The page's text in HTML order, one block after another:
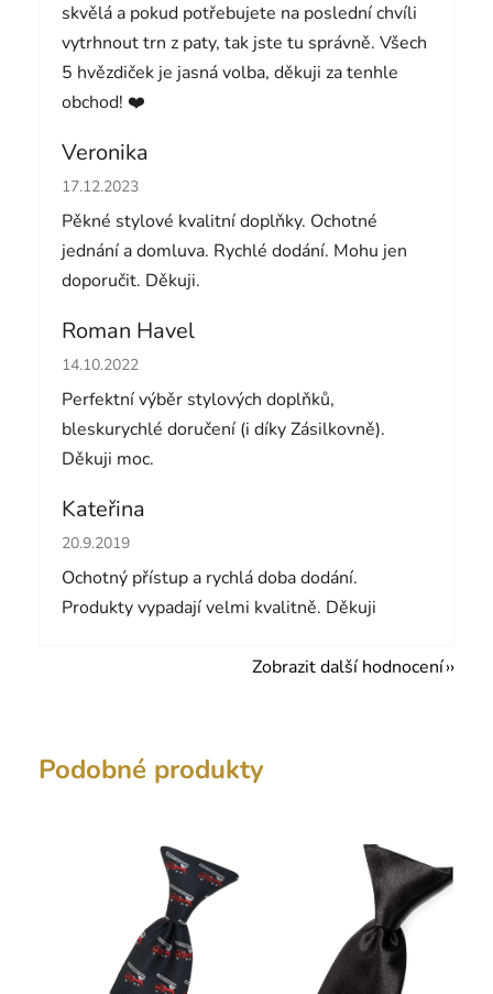
skvělá a pokud potřebujete na poslední chvíli
vytrhnout trn z paty, tak jste tu správně. Všech
5 hvězdiček je jasná volba, děkuji za tenhle
obchod! ❤️
Veronika
Hodnocení obchodu je 5 z 5 hvězdiček.
17.12.2023
Pěkné stylové kvalitní doplňky. Ochotné
jednání a domluva. Rychlé dodání. Mohu jen
doporučit. Děkuji.
Roman Havel
Hodnocení obchodu je 5 z 5 hvězdiček.
14.10.2022
Perfektní výběr stylových doplňků,
bleskurychlé doručení (i díky Zásilkovně).
Děkuji moc.
Kateřina
Hodnocení obchodu je 5 z 5 hvězdiček.
20.9.2019
Ochotný přístup a rychlá doba dodání.
Produkty vypadají velmi kvalitně. Děkuji
Zobrazit další hodnocení
Podobné produkty